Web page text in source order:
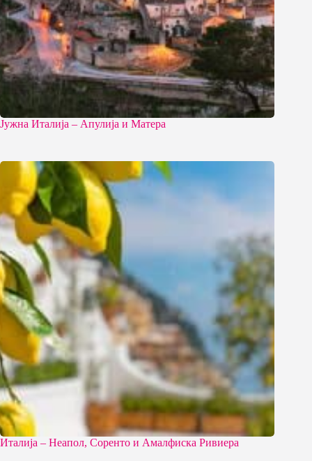
Јужна Италија – Апулија и Матера
Италија – Неапол, Соренто и Амалфиска Ривиера